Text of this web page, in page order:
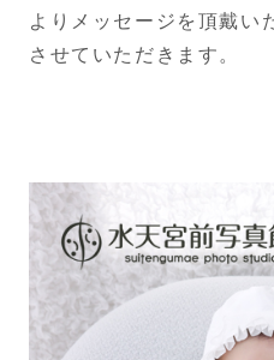
よりメッセージを頂戴い
させていただきます。